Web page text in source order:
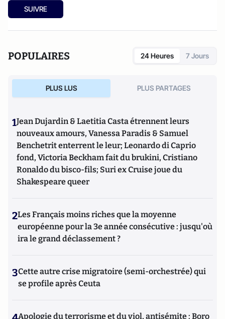
SUIVRE
POPULAIRES 24 Heures 7 Jours
PLUS LUS PLUS PARTAGES
1Jean Dujardin & Laetitia Casta étrennent leurs
nouveaux amours, Vanessa Paradis & Samuel
Benchetrit enterrent le leur; Leonardo di Caprio
fond, Victoria Beckham fait du brukini, Cristiano
Ronaldo du bisco-fils; Suri ex Cruise joue du
Shakespeare queer
2Les Français moins riches que la moyenne
européenne pour la 3e année consécutive : jusqu'où
ira le grand déclassement ?
3Cette autre crise migratoire (semi-orchestrée) qui
se profile après Ceuta
Apologie du terrorisme et du viol, antisémite : Boro